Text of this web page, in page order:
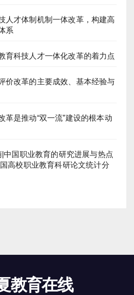
人才体制机制一体改革，构建高
系
育科技人才一体化改革的着力点
价改革的主要成效、基本经验与
革是推动“双一流”建设的根本动
中国职业教育的研究进展与热点
高校职业教育科研论文统计分
教育在线